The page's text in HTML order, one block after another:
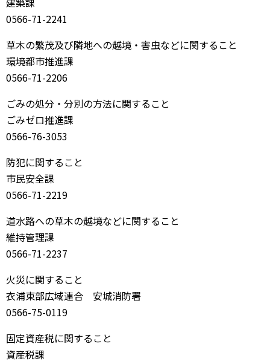
0566-71-2241
草木の繁茂及び隣地への越境・害虫などに関すること
環境都市推進課
0566-71-2206
ごみの処分・分別の方法に関すること
ごみゼロ推進課
0566-76-3053
防犯に関すること
市民安全課
0566-71-2219
道水路への草木の越境などに関すること
維持管理課
0566-71-2237
火災に関すること
衣浦東部広域連合 安城消防署
0566-75-0119
固定資産税に関すること
資産税課